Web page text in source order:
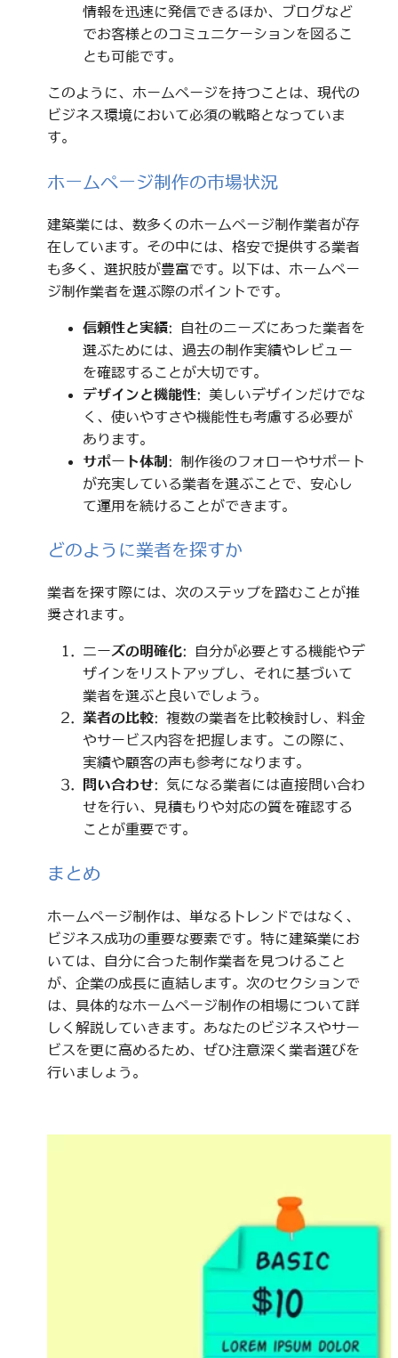
情報を迅速に発信できるほか、ブログなど
でお客様とのコミュニケーションを図るこ
とも可能です。
このように、ホームページを持つことは、現代の
ビジネス環境において必須の戦略となっていま
す。
ホームページ制作の市場状況
建築業には、数多くのホームページ制作業者が存
在しています。その中には、格安で提供する業者
も多く、選択肢が豊富です。以下は、ホームペー
ジ制作業者を選ぶ際のポイントです。
信頼性と実績: 自社のニーズにあった業者を
選ぶためには、過去の制作実績やレビュー
を確認することが大切です。
デザインと機能性: 美しいデザインだけでな
く、使いやすさや機能性も考慮する必要が
あります。
サポート体制 : 制作後のフォローやサポート
が充実している業者を選ぶことで、安心し
て運用を続けることができます。
どのように業者を探すか
業者を探す際には、次のステップを踏むことが推
奨されます。
ニーズの明確化: 自分が必要とする機能やデ
ザインをリストアップし、それに基づいて
業者を選ぶと良いでしょう。
業者の比較: 複数の業者を比較検討し、料金
やサービス内容を把握します。この際に、
実績や顧客の声も参考になります。
問い合わせ: 気になる業者には直接問い合わ
せを行い、見積もりや対応の質を確認する
ことが重要です。
まとめ
ホームページ制作は、単なるトレンドではなく、
ビジネス成功の重要な要素です。特に建築業にお
いては、自分に合った制作業者を見つけること
が、企業の成長に直結します。次のセクションで
は、具体的なホームページ制作の相場について詳
しく解説していきます。あなたのビジネスやサー
ビスを更に高めるため、ぜひ注意深く業者選びを
行いましょう。